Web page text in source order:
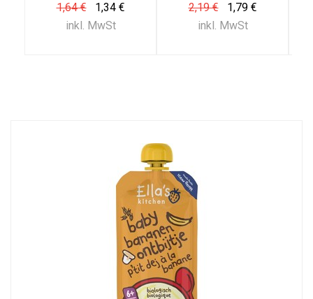
1,64 €
1,34 €
inkl. MwSt
2,19 €
1,79 €
inkl. MwSt